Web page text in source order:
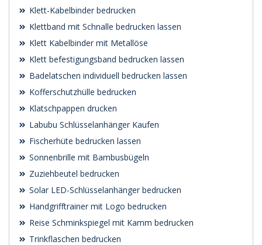
Klett-Kabelbinder bedrucken
Klettband mit Schnalle bedrucken lassen
Klett Kabelbinder mit Metallöse
Klett befestigungsband bedrucken lassen
Badelatschen individuell bedrucken lassen
Kofferschutzhülle bedrucken
Klatschpappen drucken
Labubu Schlüsselanhänger Kaufen
Fischerhüte bedrucken lassen
Sonnenbrille mit Bambusbügeln
Zuziehbeutel bedrucken
Solar LED-Schlüsselanhänger bedrucken
Handgrifftrainer mit Logo bedrucken
Reise Schminkspiegel mit Kamm bedrucken
Trinkflaschen bedrucken